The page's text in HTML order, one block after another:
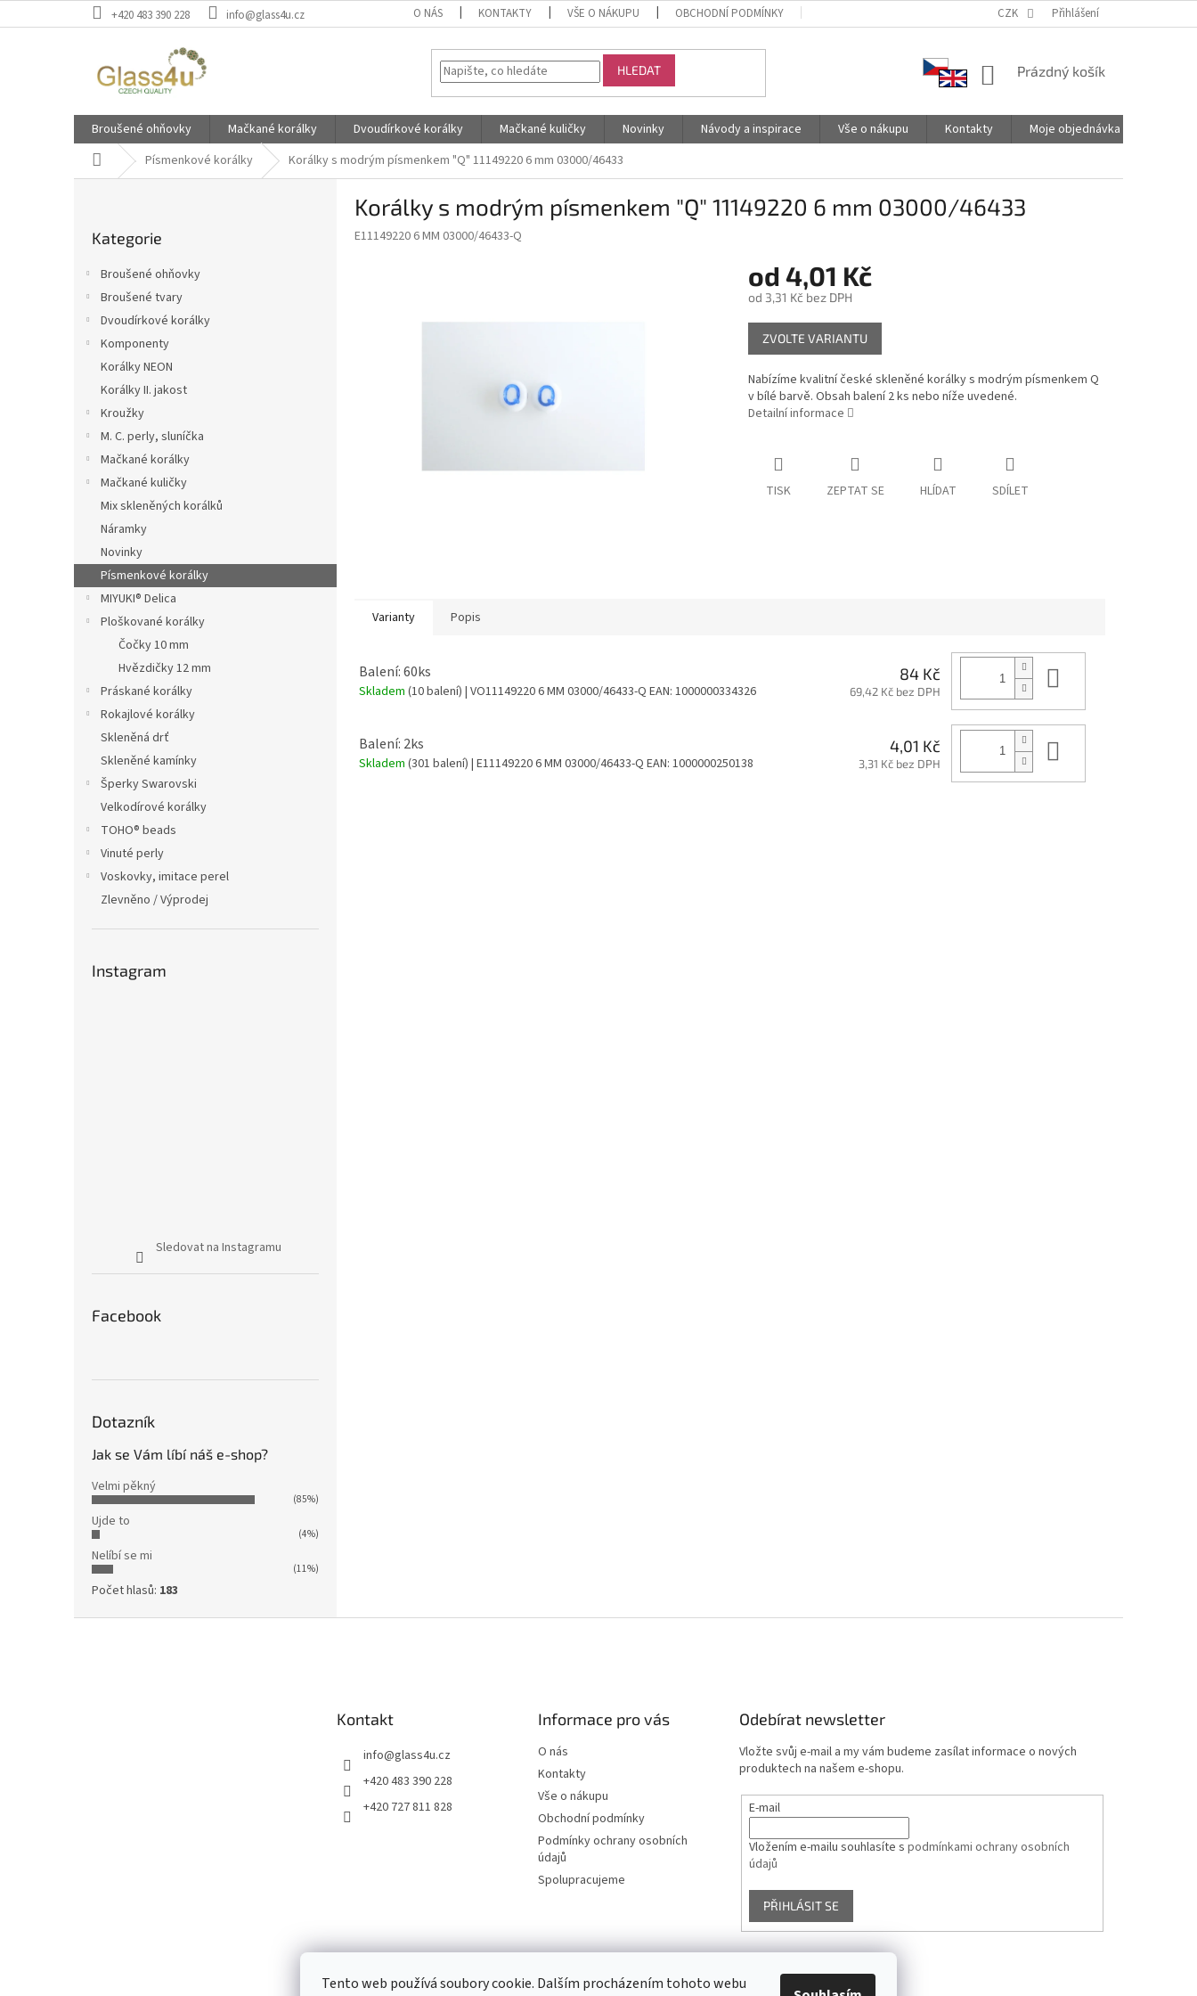
Tento web používá soubory cookie. Dalším procházením tohoto webu
na
+420 483 390 228 info@glass4u.cz O NÁS KONTAKTY VŠE O NÁKUPU OBCHODNÍ PODMÍNKY PODMÍNKY OCHRANY OSOBNÍCH ÚDAJŮ SPOLUPRACUJEME
CZK Přihlášení
HLEDAT
NÁKUPNÍ
Prázdný košík
Broušené ohňovky Mačkané korálky Dvoudírkové korálky Mačkané kuličky Novinky Návody a inspirace Vše o nákupu Kontakty
Moje objednávka
Domů Písmenkové korálky Korálky s modrým písmenkem "Q" 11149220 6 mm 03000/46433
kategorie
Kategorie
Broušené ohňovky
Broušené tvary
Dvoudírkové korálky
Komponenty
Korálky NEON
Korálky II. jakost
Kroužky
M. C. perly, sluníčka
Mačkané korálky
Mačkané kuličky
Mix skleněných korálků
Náramky
Novinky
Písmenkové korálky
MIYUKI® Delica
Ploškované korálky
Čočky 10 mm
Hvězdičky 12 mm
Práskané korálky
Rokajlové korálky
Skleněná drť
Skleněné kamínky
Šperky Swarovski
Velkodírové korálky
TOHO® beads
Vinuté perly
Voskovky, imitace perel
Zlevněno / Výprodej
Instagram
Sledovat na Instagramu
Facebook
Dotazník
Jak se Vám líbí náš e-shop?
Velmi pěkný
(85%)
Ujde to
(4%)
Nelíbí se mi
(11%)
Počet hlasů: 183
Korálky s modrým písmenkem "Q" 11149220 6 mm 03000/46433
E11149220 6 MM 03000/46433-Q
od 4,01 Kč
od 3,31 Kčbez DPH
Měrná
cena:
ZVOLTE VARIANTU
Nabízíme kvalitní české skleněné korálky s modrým písmenkem Q
v bílé barvě. Obsah balení 2 ks nebo níže uvedené.
Detailní informace
TISK ZEPTAT SE HLÍDAT SDÍLET
Varianty Popis
Balení: 60ks
Skladem (10 balení) | VO11149220 6 MM 03000/46433-Q EAN: 1000000334326
84 Kč
69,42 Kč bez DPH
Balení: 2ks
Skladem (301 balení) | E11149220 6 MM 03000/46433-Q EAN: 1000000250138
4,01 Kč
3,31 Kč bez DPH
Kontakt
info@glass4u.cz
+420 483 390 228
+420 727 811 828
Informace pro vás
O nás
Kontakty
Vše o nákupu
Obchodní podmínky
Podmínky ochrany osobních
údajů
Spolupracujeme
Odebírat newsletter
Vložte svůj e-mail a my vám budeme zasílat informace o nových
produktech na našem e-shopu.
E-mail
Vložením e-mailu souhlasíte spodmínkami ochrany osobních
údajů
PŘIHLÁSIT SE
Facebook